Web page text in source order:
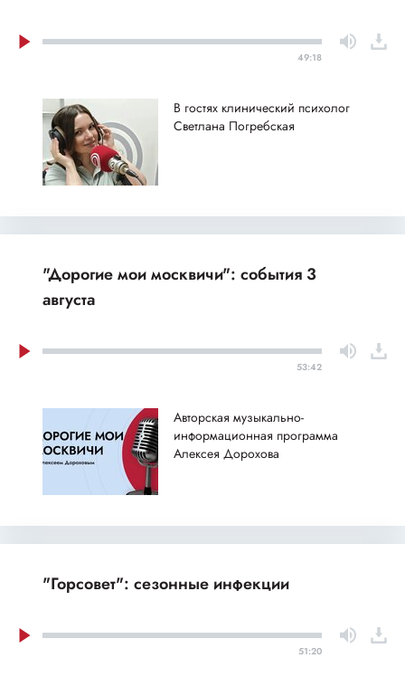
49:18
В гостях клинический психолог
Светлана Погребская
"Дорогие мои москвичи": события 3
августа
53:42
Авторская музыкально-
информационная программа
Алексея Дорохова
"Горсовет": сезонные инфекции
51:20